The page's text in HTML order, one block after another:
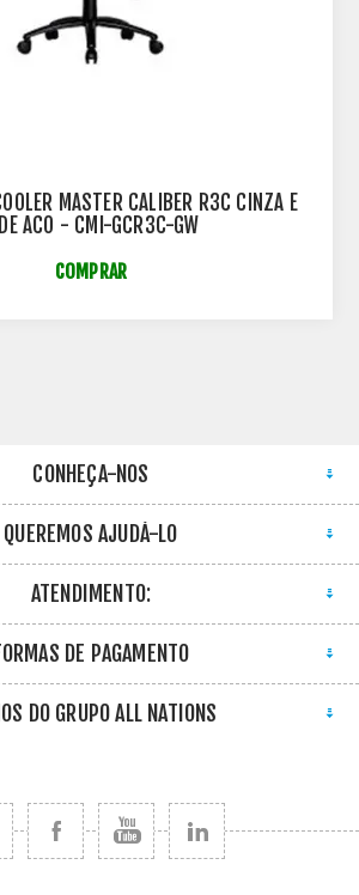
MASTER CALIBER R3C CINZA E
ACO - CMI-GCR3C-GW
COMPRAR
CONHEÇA-NOS
QUEREMOS AJUDÁ-LO
ATENDIMENTO:
DE PAGAMENTO
DO GRUPO ALL NATIONS